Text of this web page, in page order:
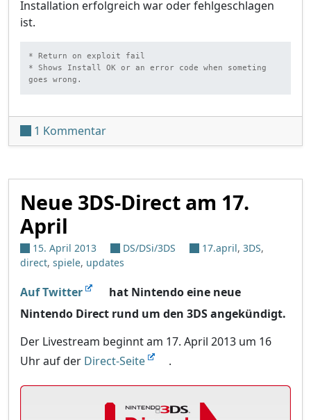
Installation erfolgreich war oder fehlgeschlagen
ist.
* Return on exploit fail
* Shows Install OK or an error code when someting
goes wrong.
1 Kommentarzu WUP-Installer für Wii U aktualisiert
Neue 3DS-Direct am 17.
April
15. April 2013 DS/DSi/3DS 17.april, 3DS,
direct, spiele, updates
Auf Twitter
hat Nintendo eine neue
Nintendo Direct rund um den 3DS angekündigt.
Der Livestream beginnt am 17. April 2013 um 16
Uhr auf der Direct-Seite .